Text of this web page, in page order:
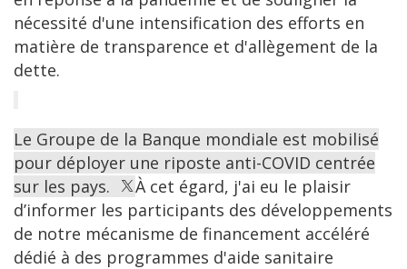
nécessité d'une intensification des efforts en
matière de transparence et d'allègement de la
dette.
Le Groupe de la Banque mondiale est mobilisé
pour déployer une riposte anti-COVID centrée
sur les pays.
À cet égard, j'ai eu le plaisir
d’informer les participants des développements
de notre mécanisme de financement accéléré
dédié à des programmes d'aide sanitaire